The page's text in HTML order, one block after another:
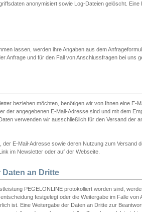
anonymisiert sowie Log-Dateien gelöscht.
lassen, werden ihre Angaben aus dem
Anfrage und für den Fall von Anschlussfragen bei uns
beziehen möchten, benötigen wir von Ihnen eine E-
der angegebenen E-Mail-Adresse sind und mit dem
verwenden wir ausschließlich für den Versand der
der E-Mail-Adresse sowie deren Nutzung zum Versand
im Newsletter oder auf der Webseite.
an Dritte
PEGELONLINE protokolliert worden sind,
festgelegt oder die Weitergabe im Falle von
ist. Eine Weitergabe der Daten an Dritte zur